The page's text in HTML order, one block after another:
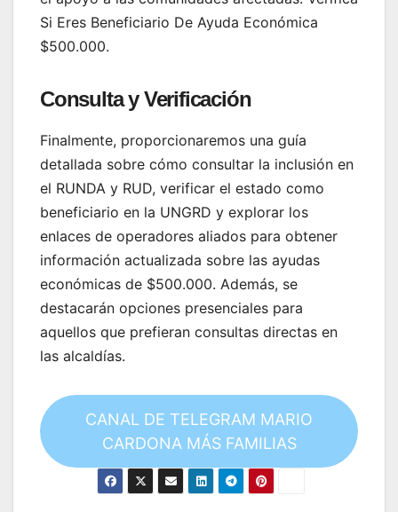
Si Eres Beneficiario De Ayuda Económica
$500.000.
Consulta y Verificación
Finalmente, proporcionaremos una guía
detallada sobre cómo consultar la inclusión en
el RUNDA y RUD, verificar el estado como
beneficiario en la UNGRD y explorar los
enlaces de operadores aliados para obtener
información actualizada sobre las ayudas
económicas de $500.000. Además, se
destacarán opciones presenciales para
aquellos que prefieran consultas directas en
las alcaldías.
CANAL DE TELEGRAM MARIO
CARDONA MÁS FAMILIAS